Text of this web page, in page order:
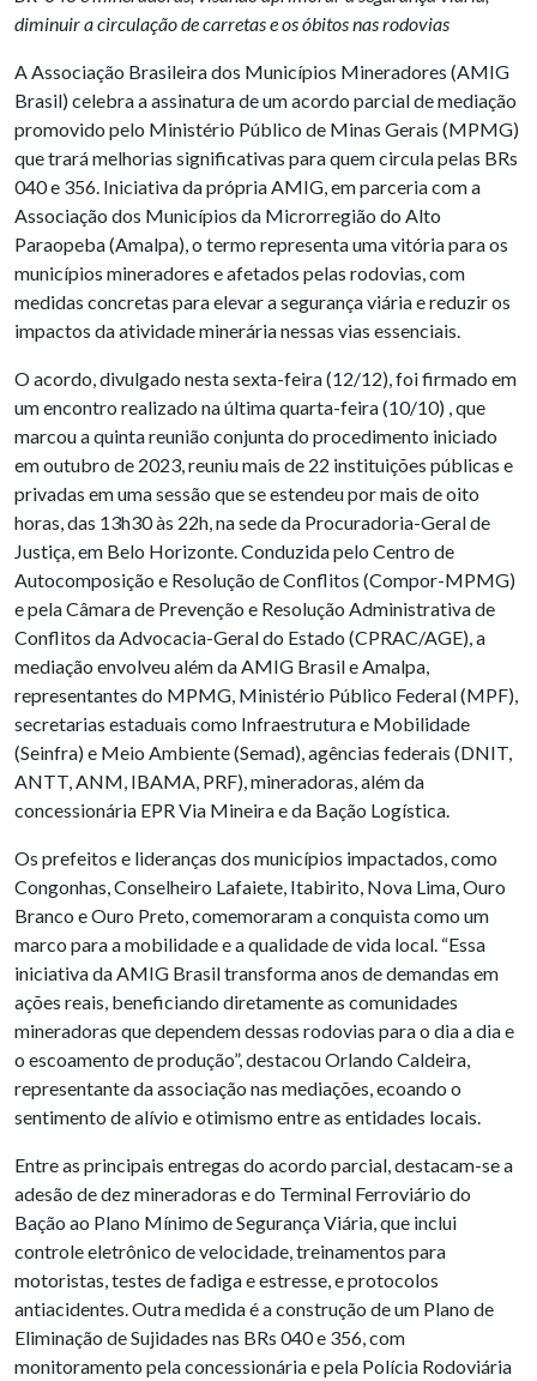
diminuir a circulação de carretas e os óbitos nas rodovias
A Associação Brasileira dos Municípios Mineradores (AMIG
Brasil) celebra a assinatura de um acordo parcial de mediação
promovido pelo Ministério Público de Minas Gerais (MPMG)
que trará melhorias significativas para quem circula pelas BRs
040 e 356. Iniciativa da própria AMIG, em parceria com a
Associação dos Municípios da Microrregião do Alto
Paraopeba (Amalpa), o termo representa uma vitória para os
municípios mineradores e afetados pelas rodovias, com
medidas concretas para elevar a segurança viária e reduzir os
impactos da atividade minerária nessas vias essenciais.
O acordo, divulgado nesta sexta-feira (12/12), foi firmado em
um encontro realizado na última quarta-feira (10/10) , que
marcou a quinta reunião conjunta do procedimento iniciado
em outubro de 2023, reuniu mais de 22 instituições públicas e
privadas em uma sessão que se estendeu por mais de oito
horas, das 13h30 às 22h, na sede da Procuradoria-Geral de
Justiça, em Belo Horizonte. Conduzida pelo Centro de
Autocomposição e Resolução de Conflitos (Compor-MPMG)
e pela Câmara de Prevenção e Resolução Administrativa de
Conflitos da Advocacia-Geral do Estado (CPRAC/AGE), a
mediação envolveu além da AMIG Brasil e Amalpa,
representantes do MPMG, Ministério Público Federal (MPF),
secretarias estaduais como Infraestrutura e Mobilidade
(Seinfra) e Meio Ambiente (Semad), agências federais (DNIT,
ANTT, ANM, IBAMA, PRF), mineradoras, além da
concessionária EPR Via Mineira e da Bação Logística.
Os prefeitos e lideranças dos municípios impactados, como
Congonhas, Conselheiro Lafaiete, Itabirito, Nova Lima, Ouro
Branco e Ouro Preto, comemoraram a conquista como um
marco para a mobilidade e a qualidade de vida local. “Essa
iniciativa da AMIG Brasil transforma anos de demandas em
ações reais, beneficiando diretamente as comunidades
mineradoras que dependem dessas rodovias para o dia a dia e
o escoamento de produção”, destacou Orlando Caldeira,
representante da associação nas mediações, ecoando o
sentimento de alívio e otimismo entre as entidades locais.
Entre as principais entregas do acordo parcial, destacam-se a
adesão de dez mineradoras e do Terminal Ferroviário do
Bação ao Plano Mínimo de Segurança Viária, que inclui
controle eletrônico de velocidade, treinamentos para
motoristas, testes de fadiga e estresse, e protocolos
antiacidentes. Outra medida é a construção de um Plano de
Eliminação de Sujidades nas BRs 040 e 356, com
monitoramento pela concessionária e pela Polícia Rodoviária